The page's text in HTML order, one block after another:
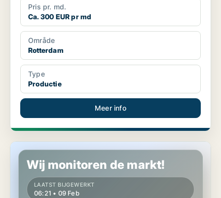
Pris pr. md.
Ca. 300 EUR pr md
Område
Rotterdam
Type
Productie
Meer info
Productie in Rotterdam
Wij monitoren de markt!
LAATST BIJGEWERKT
06:21 • 09 Feb